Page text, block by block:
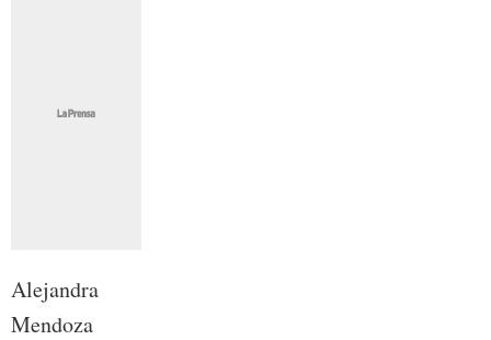
Alejandra
Mendoza